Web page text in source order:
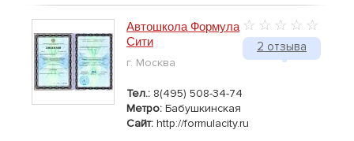
2 отзыва
Автошкола Формула
Сити
г. Москва
Тел.: 8(495) 508-34-74
Метро: Бабушкинская
Сайт: http://formulacity.ru